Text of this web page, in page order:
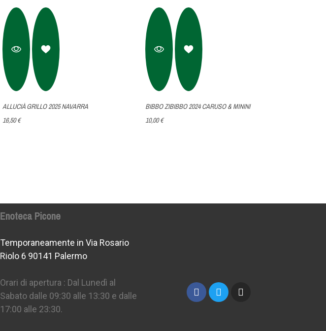
ALLUCIÀ GRILLO 2025 NAVARRA
16,50 €
BIBBO ZIBIBBO 2024 CARUSO & MININI
10,00 €
Enoteca Picone
Temporaneamente in Via Rosario
Riolo 6 90141 Palermo
Orari di apertura : Dal Lunedì al
Sabato dalle 09:30 alle 13:30 e dalle
17:00 alle 23:30.